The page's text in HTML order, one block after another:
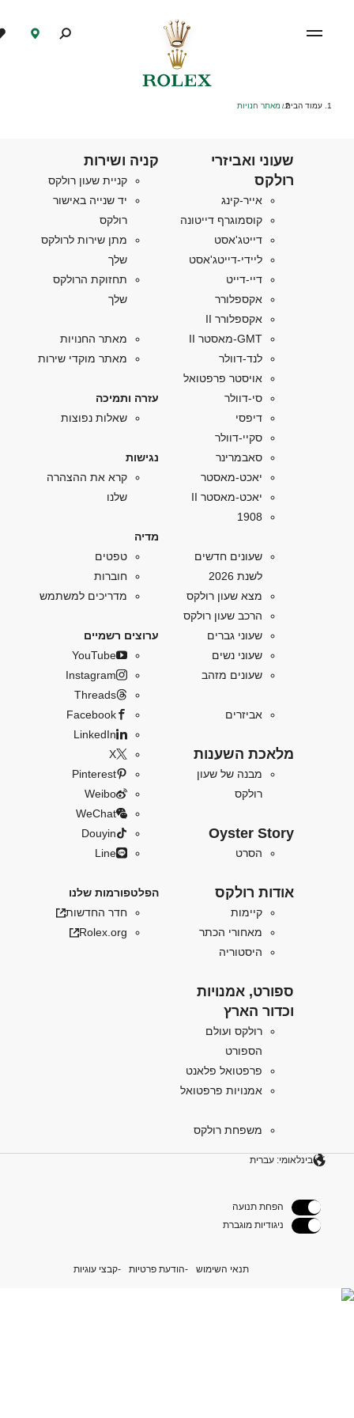
עמוד הבית/ מאתר חנויות
שעוני ואביזרי
רולקס
אייר-קינג
קוסמוגרף דייטונה
דייטג'אסט
ליידי-דייטג'אסט
דיי-דייט
אקספלורר
אקספלורר II
GMT-מאסטר II
לנד-דוולר
אויסטר פרפטואל
סי-דוולר
דיפסי
סקיי-דוולר
סאבמרינר
יאכט-מאסטר
יאכט-מאסטר II
1908
שעונים חדשים
לשנת 2026
מצא שעון רולקס
הרכב שעון רולקס
שעוני גברים
שעוני נשים
שעונים מזהב
אביזרים
מלאכת השענות
מבנה של שעון
רולקס
Oyster Story
הסרט
אודות רולקס
קיימות
מאחורי הכתר
היסטוריה
ספורט, אמנויות
וכדור הארץ
רולקס ועולם
הספורט
פרפטואל פלאנט
אמנויות פרפטואל
משפחת רולקס
קניה ושירות
קניית שעון רולקס
יד שנייה באישור
רולקס
מתן שירות לרולקס
שלך
תחזוקת הרולקס
שלך
מאתר החנויות
מאתר מוקדי שירות
עזרה ותמיכה
שאלות נפוצות
נגישות
קרא את ההצהרה
שלנו
מדיה
טפטים
חוברות
מדריכים למשתמש
ערוצים רשמיים
YouTube
Instagram
Threads
Facebook
LinkedIn
X
Pinterest
Weibo
WeChat
Douyin
Line
הפלטפורמות שלנו
חדר החדשות
Rolex.org
בינלאומי: עברית
הפחת תנועה
ניגודיות מוגברת
תנאי השימוש הודעת פרטיות קבצי עוגיות